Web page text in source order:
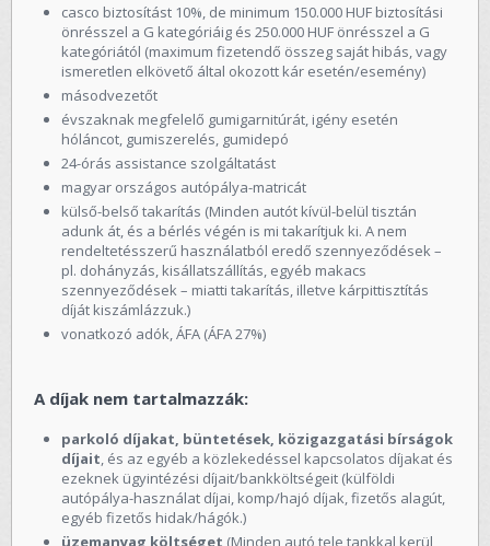
casco biztosítást 10%, de minimum 150.000 HUF biztosítási
önrésszel a G kategóriáig és 250.000 HUF önrésszel a G
kategóriától (maximum fizetendő összeg saját hibás, vagy
ismeretlen elkövető által okozott kár esetén/esemény)
másodvezetőt
évszaknak megfelelő gumigarnitúrát, igény esetén
hóláncot, gumiszerelés, gumidepó
24-órás assistance szolgáltatást
magyar országos autópálya-matricát
külső-belső takarítás (Minden autót kívül-belül tisztán
adunk át, és a bérlés végén is mi takarítjuk ki. A nem
rendeltetésszerű használatból eredő szennyeződések –
pl. dohányzás, kisállatszállítás, egyéb makacs
szennyeződések – miatti takarítás, illetve kárpittisztítás
díját kiszámlázzuk.)
vonatkozó adók, ÁFA (ÁFA 27%)
A díjak nem tartalmazzák:
parkoló díjakat, büntetések, közigazgatási bírságok
díjait , és az egyéb a közlekedéssel kapcsolatos díjakat és
ezeknek ügyintézési díjait/bankköltségeit (külföldi
autópálya-használat díjai, komp/hajó díjak, fizetős alagút,
egyéb fizetős hidak/hágók.)
üzemanyag költséget (Minden autó tele tankkal kerül